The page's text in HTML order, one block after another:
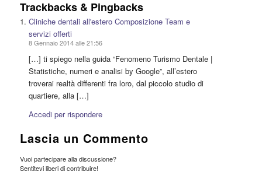
Trackbacks & Pingbacks
Cliniche dentali all'estero Composizione Team e
servizi offerti
8 Gennaio 2014 alle 21:56
[…] ti spiego nella guida “Fenomeno Turismo Dentale |
Statistiche, numeri e analisi by Google”, all’estero
troverai realtà differenti fra loro, dal piccolo studio di
quartiere, alla […]
Accedi per rispondere
Lascia un Commento
Vuoi partecipare alla discussione?
Sentitevi liberi di contribuire!